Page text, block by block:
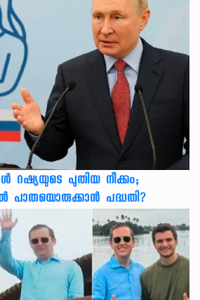
പുതിയ നീക്കം;
പാതയൊരുക്കാൻ പദ്ധതി?